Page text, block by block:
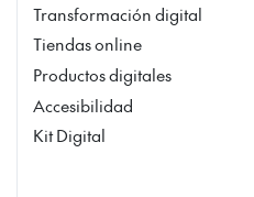
Transformación digital
Tiendas online
Productos digitales
Accesibilidad
Kit Digital